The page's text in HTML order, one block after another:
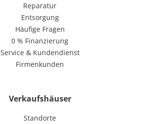
Reparatur
Entsorgung
Häufige Fragen
0 % Finanzierung
Service & Kundendienst
Firmenkunden
Verkaufshäuser
Standorte